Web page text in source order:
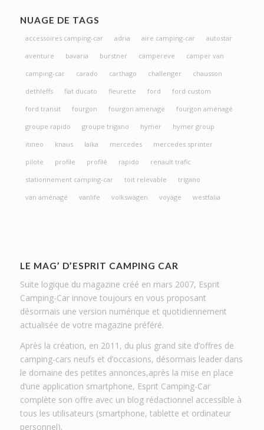
NUAGE DE TAGS
accessoires camping-car adria aire camping-car
autostar
aventure
bavaria burstner campereve
camper van
camping-car
carado carthago challenger
chausson
dethleffs
fiat ducato fleurette ford
ford custom
ford transit
fourgon fourgon amenage
fourgon aménagé
groupe rapido
groupe trigano hymer
hymer group
itineo
knaus laika mercedes
mercedes sprinter
pilote
profile profilé rapido
renault trafic
stationnement camping-car
toit relevable
trigano
van aménagé
vanlife volkswagen voyage westfalia
LE MAG’ D’ESPRIT CAMPING CAR
Suite logique du magazine créé en mars 2007, Esprit
Camping-Car innove toujours en vous proposant
désormais une version numérique et quotidiennement
actualisée de votre magazine préféré.
Après la création, en 2011, du plus grand site d’offres de
camping-cars neufs et d’occasions, désormais leader dans
le domaine des petites annonces,après la mise en place
d’une application smartphone, Esprit Camping-Car
complète son offre avec un blog rédactionnel accessible à
tous les utilisateurs (smartphone, tablette et ordinateur
personnel).